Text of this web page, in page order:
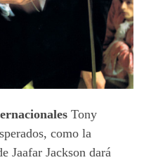
Tony
como la
Jaafar Jackson dará